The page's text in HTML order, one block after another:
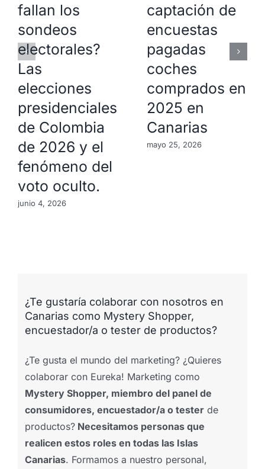
fallan los
sondeos
electorales?
Las
elecciones
presidenciales
de Colombia
de 2026 y el
fenómeno del
voto oculto.
junio 4, 2026
captación de
encuestas
pagadas
coches
comprados en
2025 en
Canarias
mayo 25, 2026
¿Te gustaría colaborar con nosotros en
Canarias como Mystery Shopper,
encuestador/a o tester de productos?
¿Te gusta el mundo del marketing? ¿Quieres
colaborar con Eureka! Marketing como
Mystery Shopper, miembro del panel de
consumidores, encuestador/a o tester de
productos? Necesitamos personas que
realicen estos roles en todas las Islas
Canarias. Formamos a nuestro personal,